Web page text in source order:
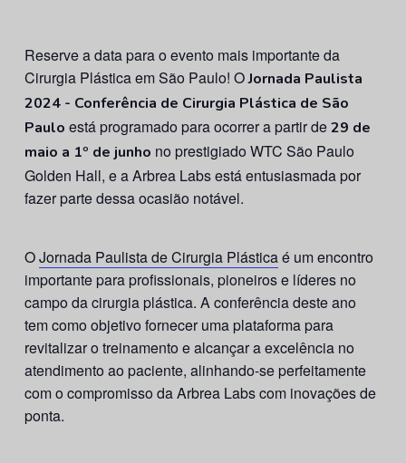
Reserve a data para o evento mais importante da
Cirurgia Plástica em São Paulo! OJornada Paulista
2024 - Conferência de Cirurgia Plástica de São
Paulo está programado para ocorrer a partir de29 de
maio a 1º de junho no prestigiado WTC São Paulo
Golden Hall, e a Arbrea Labs está entusiasmada por
fazer parte dessa ocasião notável.
OJornada Paulista de Cirurgia Plásticaé um encontro
importante para profissionais, pioneiros e líderes no
campo da cirurgia plástica. A conferência deste ano
tem como objetivo fornecer uma plataforma para
revitalizar o treinamento e alcançar a excelência no
atendimento ao paciente, alinhando-se perfeitamente
com o compromisso da Arbrea Labs com inovações de
ponta.